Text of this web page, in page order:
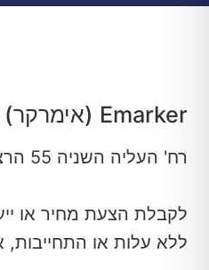
Emarker (אימרקר)
רח' העליה השניה 55 הרצליה
לקבלת הצעת מחיר או
ללא עלות או התחייבות,